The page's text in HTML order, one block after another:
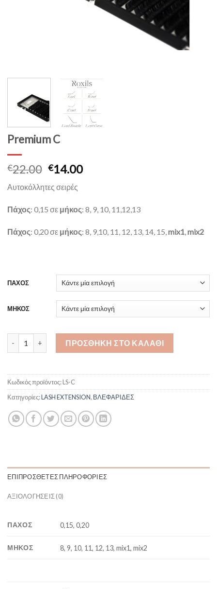
Premium C
€22.00 €14.00
Αυτοκόλλητες σειρές
Πάχος: 0,15 σε μήκος: 8, 9, 10, 11,12,13
Πάχος: 0,20 σε μήκος: 8, 9,10, 11, 12, 13, 14, 15,mix1,mix2
ΠΑΧΟΣ
ΜΗΚΟΣ
Premium C ποσότηταΠΡΟΣΘΉΚΗ ΣΤΟ ΚΑΛΆΘΙ
Κωδικός προϊόντος:LS-C
Κατηγορίες:LASH EXTENSION, ΒΛΕΦΑΡΙΔΕΣ
ΕΠΙΠΡΌΣΘΕΤΕΣ ΠΛΗΡΟΦΟΡΊΕΣ
ΑΞΙΟΛΟΓΉΣΕΙΣ (0)
ΠΑΧΟΣ 0,15, 0,20
ΜΗΚΟΣ 8, 9, 10, 11, 12, 13, mix1, mix2